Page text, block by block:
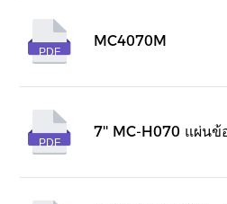
PDF
MC4070M
PDF
7'' MC-H070 แผ่นข้